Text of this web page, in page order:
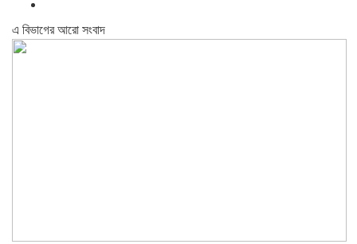
এ বিভাগের আরো সংবাদ